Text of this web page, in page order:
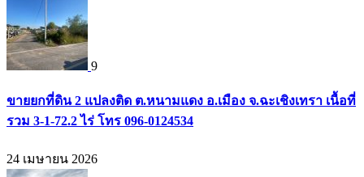
9
ขายยกที่ดิน 2 แปลงติด ต.หนามแดง อ.เมือง จ.ฉะเชิงเทรา เนื้อที่
รวม 3-1-72.2 ไร่ โทร 096-0124534
24 เมษายน 2026